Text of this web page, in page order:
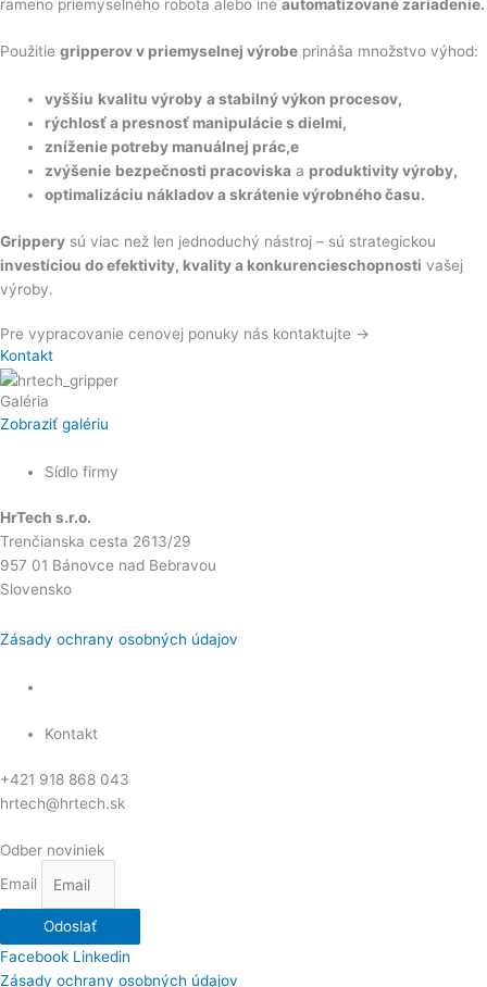
rameno priemyselného robota alebo iné automatizované zariadenie.
Použitie gripperov v priemyselnej výrobe prináša množstvo výhod:
vyššiu kvalitu výroby a stabilný výkon procesov,
rýchlosť a presnosť manipulácie s dielmi,
zníženie potreby manuálnej prác,e
zvýšenie bezpečnosti pracoviska a produktivity výroby,
optimalizáciu nákladov a skrátenie výrobného času.
Grippery sú viac než len jednoduchý nástroj – sú strategickou
investíciou do efektivity, kvality a konkurencieschopnosti vašej
výroby.
Pre vypracovanie cenovej ponuky nás kontaktujte →
Kontakt
Galéria
Zobraziť galériu
Sídlo firmy
HrTech s.r.o.
Trenčianska cesta 2613/29
957 01 Bánovce nad Bebravou
Slovensko
Zásady ochrany osobných údajov
Kontakt
+421 918 868 043
hrtech@hrtech.sk
Odber noviniek
Email
Odoslať
Facebook Linkedin
Zásady ochrany osobných údajov